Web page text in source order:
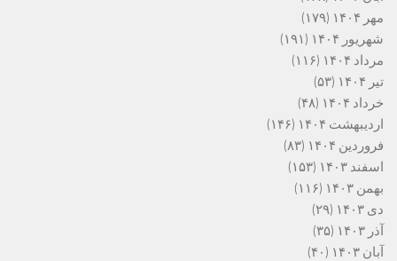
مهر ۱۴۰۴
(۱۷۹)
شهریور ۱۴۰۴
(۱۹۱)
مرداد ۱۴۰۴
(۱۱۶)
تیر ۱۴۰۴
(۵۳)
خرداد ۱۴۰۴
(۴۸)
اردیبهشت ۱۴۰۴
(۱۴۶)
فروردین ۱۴۰۴
(۸۳)
اسفند ۱۴۰۳
(۱۵۳)
بهمن ۱۴۰۳
(۱۱۶)
دی ۱۴۰۳
(۲۹)
آذر ۱۴۰۳
(۳۵)
آبان ۱۴۰۳
(۴۰)